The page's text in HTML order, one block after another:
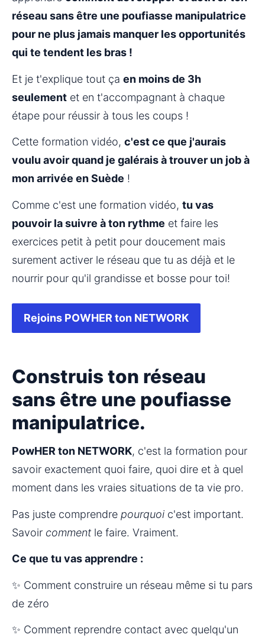
réseau sans être une poufiasse manipulatrice
pour ne plus jamais manquer les opportunités
qui te tendent les bras !
Et je t'explique tout ça en moins de 3h
seulement et en t'accompagnant à chaque
étape pour réussir à tous les coups !
Cette formation vidéo, c'est ce que j'aurais
voulu avoir quand je galérais à trouver un job à
mon arrivée en Suède !
Comme c'est une formation vidéo, tu vas
pouvoir la suivre à ton rythme et faire les
exercices petit à petit pour doucement mais
surement activer le réseau que tu as déjà et le
nourrir pour qu'il grandisse et bosse pour toi!
Rejoins POWHER ton NETWORK
Construis ton réseau
sans être une poufiasse
manipulatrice.
PowHER ton NETWORK, c'est la formation pour
savoir exactement quoi faire, quoi dire et à quel
moment dans les vraies situations de ta vie pro.
Pas juste comprendre pourquoi c'est important.
Savoir comment le faire. Vraiment.
Ce que tu vas apprendre :
✨ Comment construire un réseau même si tu pars
de zéro
✨ Comment reprendre contact avec quelqu'un